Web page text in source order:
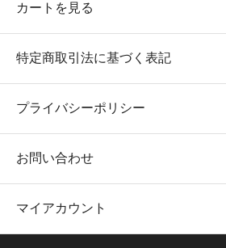
カートを見る
特定商取引法に基づく表記
プライバシーポリシー
お問い合わせ
マイアカウント